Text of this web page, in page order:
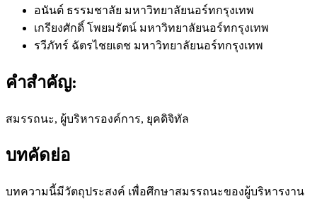
อนันต์ ธรรมชาลัย มหาวิทยาลัยนอร์ทกรุงเทพ
เกรียงศักดิ์ โพยมรัตน์ มหาวิทยาลัยนอร์ทกรุงเทพ
รวีภัทร์ ฉัตรไชยเดช มหาวิทยาลัยนอร์ทกรุงเทพ
คำสำคัญ:
สมรรถนะ, ผู้บริหารองค์การ, ยุคดิจิทัล
บทคัดย่อ
บทความนี้มีวัตถุประสงค์ เพื่อศึกษาสมรรถนะของผู้บริหารงาน